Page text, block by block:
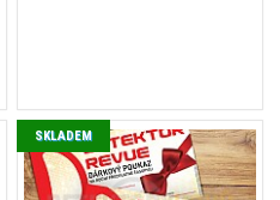
SKLADEM